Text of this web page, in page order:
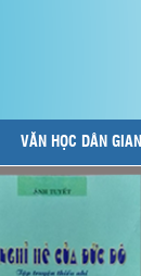
VĂN HỌC DÂN GIAN